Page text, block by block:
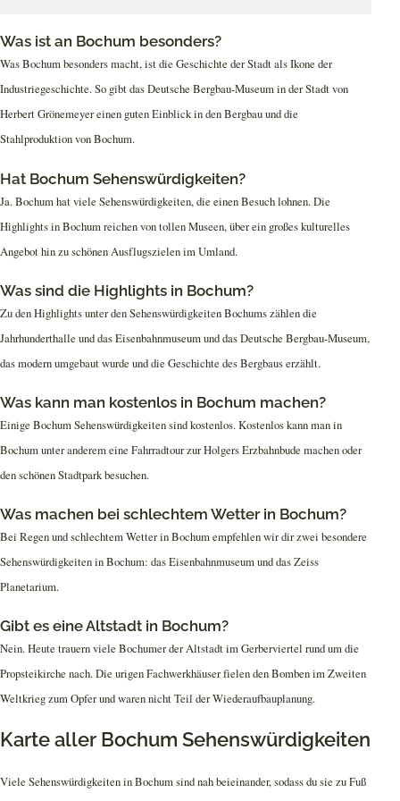
Was ist an Bochum besonders?
Was Bochum besonders macht, ist die Geschichte der Stadt als Ikone der
Industriegeschichte. So gibt das Deutsche Bergbau-Museum in der Stadt von
Herbert Grönemeyer einen guten Einblick in den Bergbau und die
Stahlproduktion von Bochum.
Hat Bochum Sehenswürdigkeiten?
Ja. Bochum hat viele Sehenswürdigkeiten, die einen Besuch lohnen. Die
Highlights in Bochum reichen von tollen Museen, über ein großes kulturelles
Angebot hin zu schönen Ausflugszielen im Umland.
Was sind die Highlights in Bochum?
Zu den Highlights unter den Sehenswürdigkeiten Bochums zählen die
Jahrhunderthalle und das Eisenbahnmuseum und das Deutsche Bergbau-Museum,
das modern umgebaut wurde und die Geschichte des Bergbaus erzählt.
Was kann man kostenlos in Bochum machen?
Einige Bochum Sehenswürdigkeiten sind kostenlos. Kostenlos kann man in
Bochum unter anderem eine Fahrradtour zur Holgers Erzbahnbude machen oder
den schönen Stadtpark besuchen.
Was machen bei schlechtem Wetter in Bochum?
Bei Regen und schlechtem Wetter in Bochum empfehlen wir dir zwei besondere
Sehenswürdigkeiten in Bochum: das Eisenbahnmuseum und das Zeiss
Planetarium.
Gibt es eine Altstadt in Bochum?
Nein. Heute trauern viele Bochumer der Altstadt im Gerberviertel rund um die
Propsteikirche nach. Die urigen Fachwerkhäuser fielen den Bomben im Zweiten
Weltkrieg zum Opfer und waren nicht Teil der Wiederaufbauplanung.
Karte aller Bochum Sehenswürdigkeiten
Viele Sehenswürdigkeiten in Bochum sind nah beieinander, sodass du sie zu Fuß